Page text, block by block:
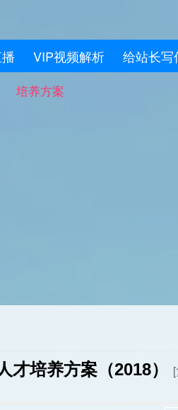
VIP视频解析 给站长写
培养方案
培养方案（2018）